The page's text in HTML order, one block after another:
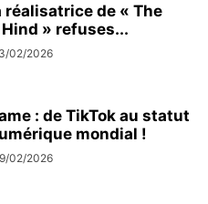
réalisatrice de « The
» refuses...
02/2026
: de TikTok au statut
mondial !
02/2026